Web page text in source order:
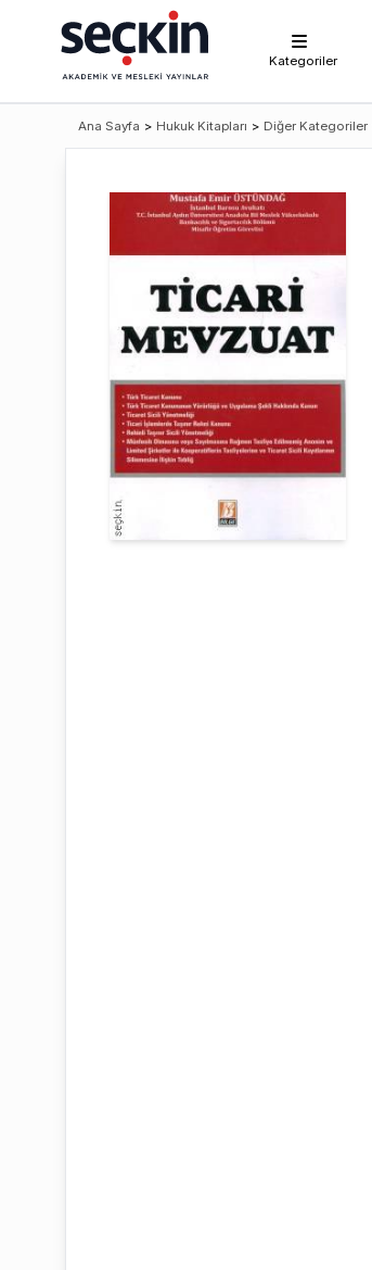
Kategoriler
Ana Sayfa > Hukuk Kitapları > Diğer Kategoriler